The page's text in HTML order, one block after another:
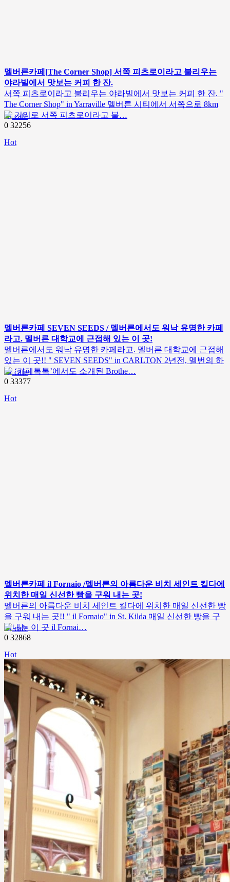
멜버른카페[The Corner Shop] 서쪽 피츠로이라고 불리우는
야라빌에서 맛보는 커피 한 잔.
서쪽 피츠로이라고 불리우는 야라빌에서 맛보는 커피 한 잔. "
The Corner Shop" in Yarraville 멜버른 시티에서 서쪽으로 8km
의 거리로 서쪽 피츠로이라고 불…
cafe
0 32256
Hot
멜버른카페 SEVEN SEEDS / 멜버른에서도 워낙 유명한 카페
라고. 멜버른 대학교에 근접해 있는 이 곳!
멜버른에서도 워낙 유명한 카페라고. 멜버른 대학교에 근접해
있는 이 곳!! " SEVEN SEEDS" in CARLTON 2년전, 멜번의 하
늘 ‘카페톡톡’에서도 소개된 Brothe…
cafe
0 33377
Hot
멜버른카페 il Fornaio /멜버른의 아름다운 비치 세인트 킬다에
위치한 매일 신선한 빵을 구워 내는 곳!
멜버른의 아름다운 비치 세인트 킬다에 위치한 매일 신선한 빵
을 구워 내는 곳!! " il Fornaio" in St. Kilda 매일 신선한 빵을 구
워내는 이 곳 il Fornai…
cafe
0 32868
Hot